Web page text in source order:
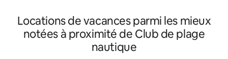
Locations de vacances parmi les mieux
notées à proximité de Club de plage
nautique